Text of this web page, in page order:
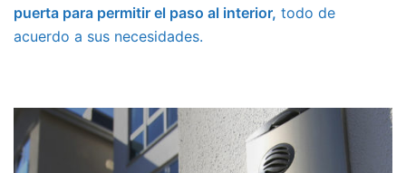
puerta para permitir el paso al interior, todo de
acuerdo a sus necesidades.